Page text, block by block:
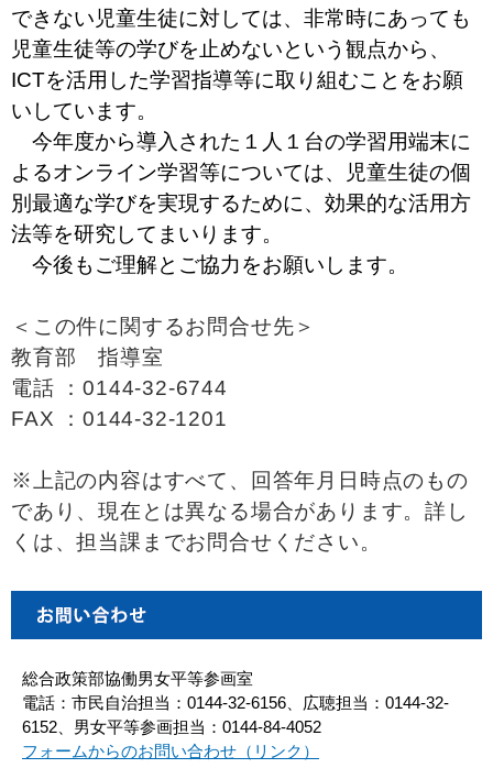
できない児童生徒に対しては、非常時にあっても
児童生徒等の学びを止めないという観点から、
ICTを活用した学習指導等に取り組むことをお願
いしています。
今年度から導入された１人１台の学習用端末に
よるオンライン学習等については、児童生徒の個
別最適な学びを実現するために、効果的な活用方
法等を研究してまいります。
今後もご理解とご協力をお願いします。
＜この件に関するお問合せ先＞
教育部 指導室
電話 ：0144-32-6744
FAX ：0144-32-1201
※上記の内容はすべて、回答年月日時点のもの
であり、現在とは異なる場合があります。詳し
くは、担当課までお問合せください。
総合政策部協働男女平等参画室
電話：市民自治担当：0144-32-6156、広聴担当：0144-32-
6152、男女平等参画担当：0144-84-4052
フォームからのお問い合わせ（リンク）